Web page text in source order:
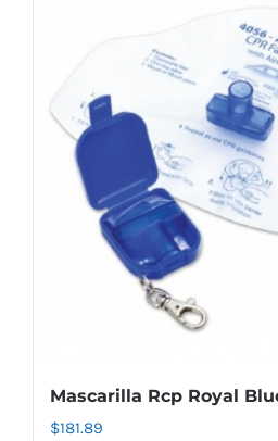
Mascarilla Rcp Royal
$181.89